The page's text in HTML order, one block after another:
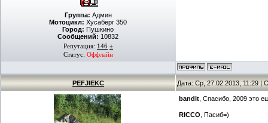
Группа: Админ
Мотоцикл: Хусаберг 350
Город: Пушкино
Сообщений: 10832
Репутация: 146 ±
Статус: Оффлайн
PEFJIEKC Дата: Ср, 27.02.2013, 11:29 |
bandit , Спасибо, 2009 это
RICCO , Пасиб=)